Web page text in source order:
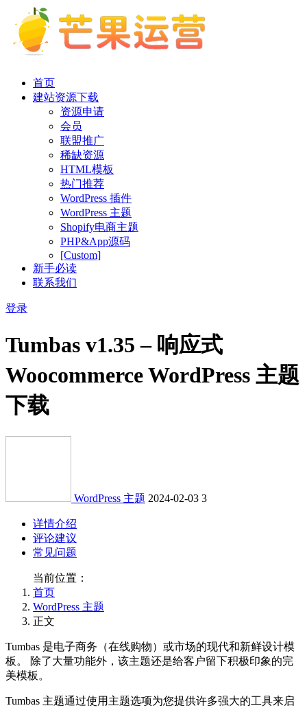
首页
建站资源下载
资源申请
会员
联盟推广
稀缺资源
HTML模板
热门推荐
WordPress 插件
WordPress 主题
Shopify电商主题
PHP&App源码
[Custom]
新手必读
联系我们
登录
Tumbas v1.35 – 响应式
Woocommerce WordPress 主题
下载
WordPress 主题 2024-02-03 3
详情介绍
评论建议
常见问题
当前位置：
首页
WordPress 主题
正文
Tumbas 是电子商务（在线购物）或市场的现代和新鲜设计模
板。 除了大量功能外，该主题还是给客户留下积极印象的完
美模板。
Tumbas 主题通过使用主题选项为您提供许多强大的工具来启